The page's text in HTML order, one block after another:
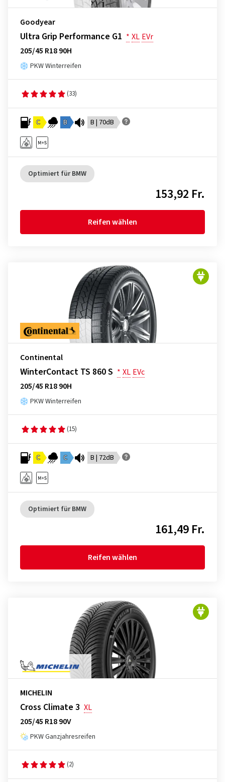
Goodyear
Ultra Grip Performance G1 * XL EVr
205/45 R18 90H
PKW Winterreifen
(33)
C B B | 70dB
Optimiert für BMW
153,92 Fr.
Reifen wählen
Continental
WinterContact TS 860 S * XL EVc
205/45 R18 90H
PKW Winterreifen
(15)
C C B | 72dB
Optimiert für BMW
161,49 Fr.
Reifen wählen
MICHELIN
Cross Climate 3 XL
205/45 R18 90V
PKW Ganzjahresreifen
(2)